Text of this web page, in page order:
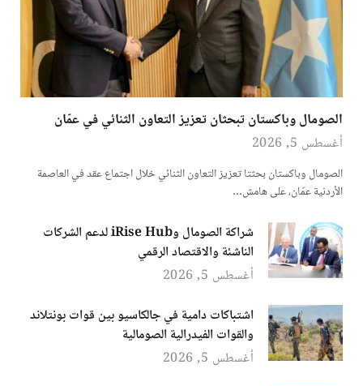
الصومال وباكستان تبحثان تعزيز التعاون الثنائي في عمّان
أغسطس 5, 2026
الصومال وباكستان بحثتا تعزيز التعاون الثنائي خلال اجتماع عقد في العاصمة
الأردنية عمّان، على هامش…
شراكة الصومال وiRise Hub لدعم الشركات
الناشئة والاقتصاد الرقمي
أغسطس 5, 2026
اشتباكات دامية في جالكاسيو بين قوات بونتلاند
والقوات الفيدرالية الصومالية
أغسطس 5, 2026